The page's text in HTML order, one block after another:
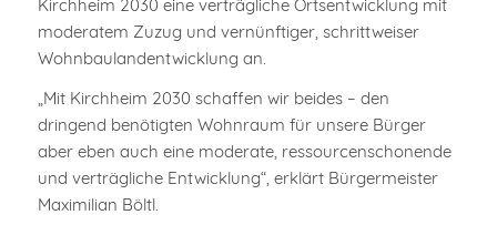
Kirchheim 2030 eine verträgliche Ortsentwicklung mit
moderatem Zuzug und vernünftiger, schrittweiser
Wohnbaulandentwicklung an.
„Mit Kirchheim 2030 schaffen wir beides – den
dringend benötigten Wohnraum für unsere Bürger
aber eben auch eine moderate, ressourcenschonende
und verträgliche Entwicklung“, erklärt Bürgermeister
Maximilian Böltl.